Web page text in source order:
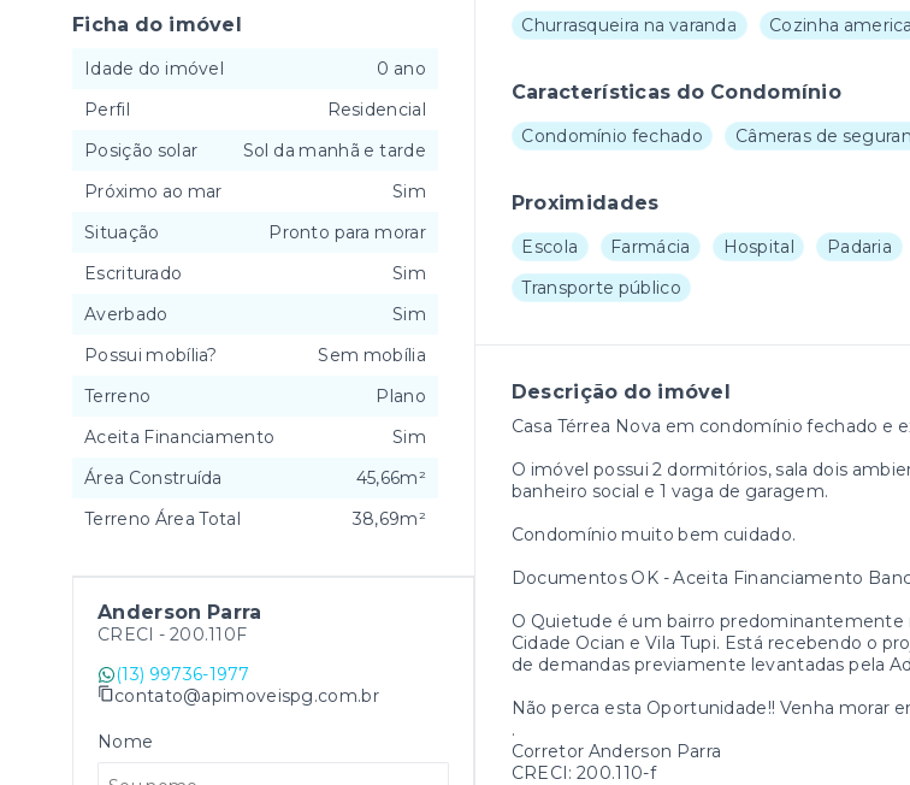
Churrasqueira na varanda Cozinha
Características do Condomínio
Condomínio fechado Câmeras de
Proximidades
Escola Farmácia Hospital Padaria
Transporte público
Descrição do imóvel
Casa Térrea Nova em condomínio fechado e
O imóvel possui 2 dormitórios, sala dois
banheiro social e 1 vaga de garagem.
Condomínio muito bem cuidado.
Documentos OK - Aceita Financiamento
O Quietude é um bairro predominantemente
Cidade Ocian e Vila Tupi. Está recebendo o
de demandas previamente levantadas pela
Não perca esta Oportunidade!! Venha morar
.
Corretor Anderson Parra
CRECI: 200.110-f
Ficha do imóvel
Idade do imóvel
0 ano
Perfil
Residencial
Posição solar
Sol da manhã e tarde
Próximo ao mar
Sim
Situação
Pronto para morar
Escriturado
Sim
Averbado
Sim
Possui mobília?
Sem mobília
Terreno
Plano
Aceita Financiamento
Sim
Área Construída
45,66m²
Terreno Área Total
38,69m²
Anderson Parra
CRECI - 200.110F
(13) 99736-1977
contato@apimoveispg.com.br
Nome